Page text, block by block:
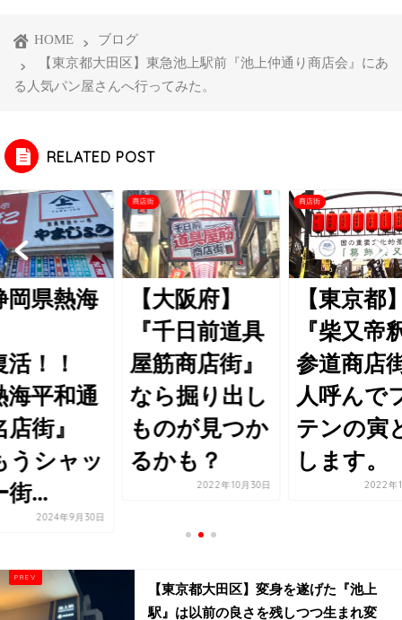
HOME
ブログ
【東京都大田区】東急池上駅前『池上仲通り商店会』にあ
る人気パン屋さんへ行ってみた。
RELATED POST
岡県熱海
活！！
海平和通
街』
うシャッ
街...
2024年9月30日
商店街
【大阪府】
『千日前道具
屋筋商店街』
なら掘り出し
ものが見つか
るかも？
2022年10月30日
商店街
【東京都
『柴又帝
参道商店
人呼んで
テンの寅
します。
2022年
【東京都大田区】変身を遂げた『池上
駅』は以前の良さを残しつつ生まれ変